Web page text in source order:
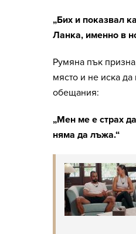
„Бих и показвал
Ланка, именно в
Румяна пък
място и не иска
обещания:
„Мен ме е страх
няма да лъжа.“